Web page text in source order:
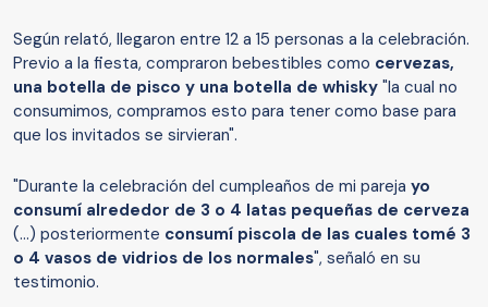
Según relató, llegaron entre 12 a 15 personas a la celebración.
Previo a la fiesta, compraron bebestibles como cervezas,
una botella de pisco y una botella de whisky "la cual no
consumimos, compramos esto para tener como base para
que los invitados se sirvieran".
"Durante la celebración del cumpleaños de mi pareja yo
consumí alrededor de 3 o 4 latas pequeñas de cerveza
(...) posteriormente consumí piscola de las cuales tomé 3
o 4 vasos de vidrios de los normales", señaló en su
testimonio.